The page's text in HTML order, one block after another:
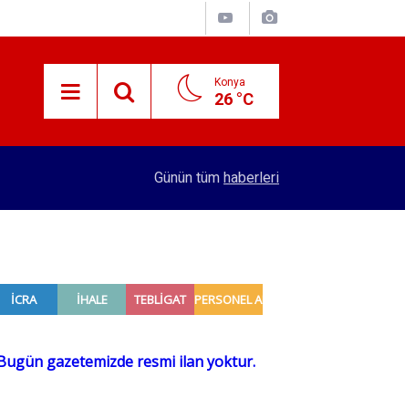
Konya
26 °C
Konyalı patron 70 bin TL maaşla personel
Günün tüm haberleri